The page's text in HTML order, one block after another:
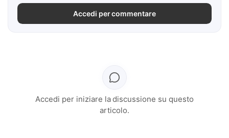
Accedi per commentare
Accedi per iniziare la discussione su questo
articolo.